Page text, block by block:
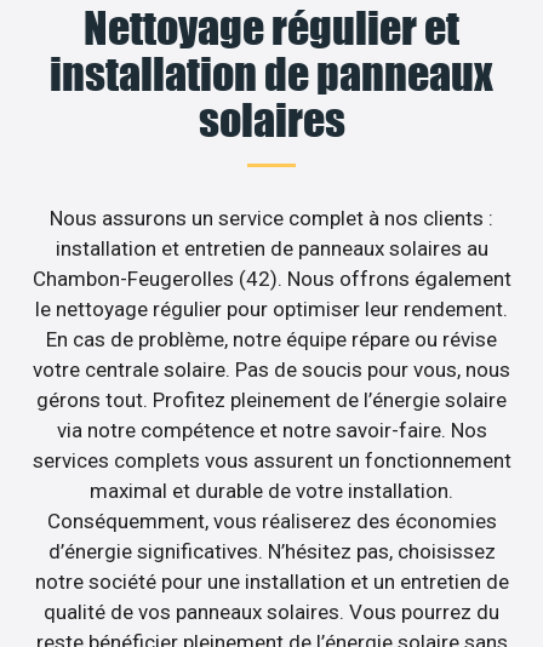
Nettoyage régulier et
installation de panneaux
solaires
Nous assurons un service complet à nos clients :
installation et entretien de panneaux solaires au
Chambon-Feugerolles (42). Nous offrons également
le nettoyage régulier pour optimiser leur rendement.
En cas de problème, notre équipe répare ou révise
votre centrale solaire. Pas de soucis pour vous, nous
gérons tout. Profitez pleinement de l’énergie solaire
via notre compétence et notre savoir-faire. Nos
services complets vous assurent un fonctionnement
maximal et durable de votre installation.
Conséquemment, vous réaliserez des économies
d’énergie significatives. N’hésitez pas, choisissez
notre société pour une installation et un entretien de
qualité de vos panneaux solaires. Vous pourrez du